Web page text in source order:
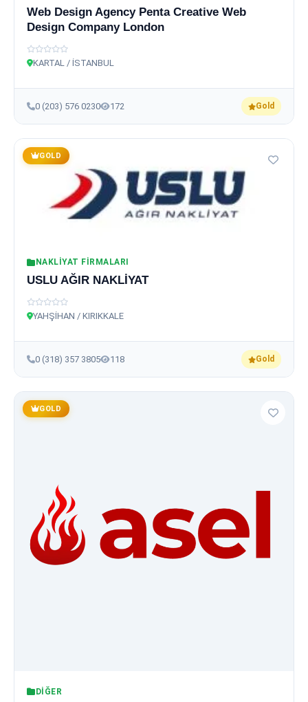
Web Design Agency Penta Creative Web
Design Company London
KARTAL / İSTANBUL
0 (203) 576 0230 172 Gold
GOLD
NAKLIYAT FIRMALARI
USLU AĞIR NAKLİYAT
YAHŞİHAN / KIRIKKALE
0 (318) 357 3805 118 Gold
GOLD
DIĞER